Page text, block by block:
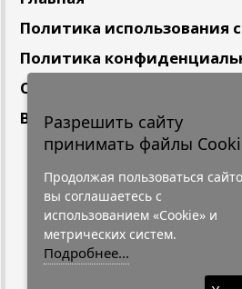
Политика использования
Политика
Сотрудничество
Вакансии
Подпишитесь
Нажимая на кнопку, я даю
персональных данных. С
Конфидециальности"
Разрешить сайту
принимать файлы
Продолжая пользоваться
вы соглашаетесь с
использованием «Cookie» и
метрических систем.
Подробнее...